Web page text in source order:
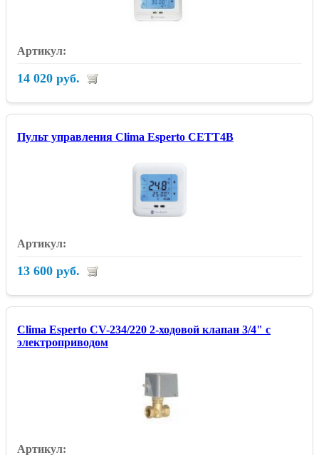
14 020 руб.
Пульт управления Clima Esperto CETT4B
13 600 руб.
Clima Esperto CV-234/220 2-ходовой клапан 3/4" с
электроприводом